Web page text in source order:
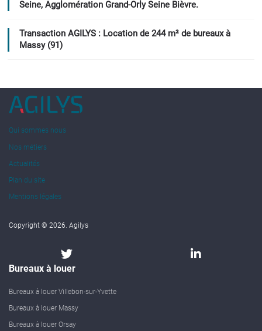
Seine, Agglomération Grand-Orly Seine Bièvre.
Transaction AGILYS : Location de 244 m² de bureaux à
Massy (91)
Qui sommes nous
Nos métiers
Actualités
Plan du site
Mentions légales
Copyright © 2026. Agilys
Bureaux à louer
Bureaux à louer Villebon-sur-Yvette
Bureaux à louer Massy
Bureaux à louer Orsay